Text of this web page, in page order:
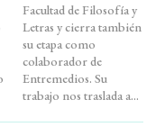
trabajo nos traslada a...